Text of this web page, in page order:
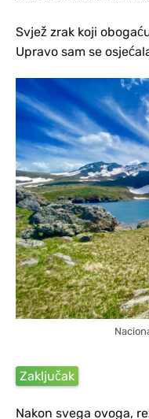
Svjež zrak koji
Upravo sam se
Zaključak
Nakon svega ovoga,